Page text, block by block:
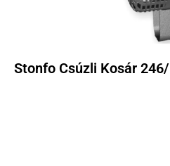
Stonfo Csúzli Kosár 246/